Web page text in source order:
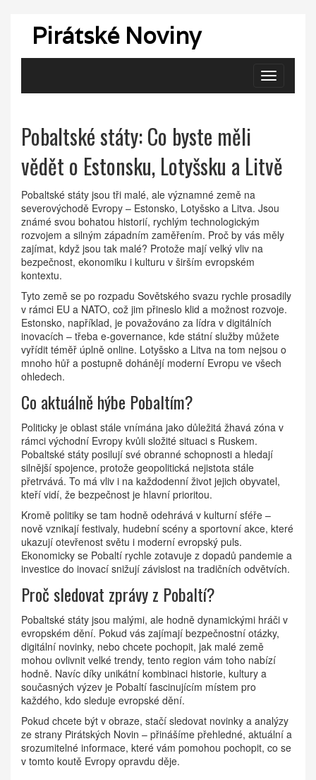
Pirátské Noviny
Zobrazit
navigaci
Pobaltské státy: Co byste měli
vědět o Estonsku, Lotyšsku a Litvě
Pobaltské státy jsou tři malé, ale významné země na
severovýchodě Evropy – Estonsko, Lotyšsko a Litva. Jsou
známé svou bohatou historií, rychlým technologickým
rozvojem a silným západním zaměřením. Proč by vás měly
zajímat, když jsou tak malé? Protože mají velký vliv na
bezpečnost, ekonomiku i kulturu v širším evropském
kontextu.
Tyto země se po rozpadu Sovětského svazu rychle prosadily
v rámci EU a NATO, což jim přineslo klid a možnost rozvoje.
Estonsko, například, je považováno za lídra v digitálních
inovacích – třeba e-governance, kde státní služby můžete
vyřídit téměř úplně online. Lotyšsko a Litva na tom nejsou o
mnoho hůř a postupně dohánějí moderní Evropu ve všech
ohledech.
Co aktuálně hýbe Pobaltím?
Politicky je oblast stále vnímána jako důležitá žhavá zóna v
rámci východní Evropy kvůli složité situaci s Ruskem.
Pobaltské státy posilují své obranné schopnosti a hledají
silnější spojence, protože geopolitická nejistota stále
přetrvává. To má vliv i na každodenní život jejich obyvatel,
kteří vidí, že bezpečnost je hlavní prioritou.
Kromě politiky se tam hodně odehrává v kulturní sféře –
nově vznikají festivaly, hudební scény a sportovní akce, které
ukazují otevřenost světu i moderní evropský puls.
Ekonomicky se Pobaltí rychle zotavuje z dopadů pandemie a
investice do inovací snižují závislost na tradičních odvětvích.
Proč sledovat zprávy z Pobaltí?
Pobaltské státy jsou malými, ale hodně dynamickými hráči v
evropském dění. Pokud vás zajímají bezpečnostní otázky,
digitální novinky, nebo chcete pochopit, jak malé země
mohou ovlivnit velké trendy, tento region vám toho nabízí
hodně. Navíc díky unikátní kombinaci historie, kultury a
současných výzev je Pobaltí fascinujícím místem pro
každého, kdo sleduje evropské dění.
Pokud chcete být v obraze, stačí sledovat novinky a analýzy
ze strany Pirátských Novin – přinášíme přehledné, aktuální a
srozumitelné informace, které vám pomohou pochopit, co se
v tomto koutě Evropy opravdu děje.